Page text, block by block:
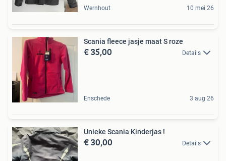
Wernhout 10 mei 26
Scania fleece jasje maat S roze
€ 35,00 Details
Enschede 3 aug 26
Unieke Scania Kinderjas !
€ 30,00 Details